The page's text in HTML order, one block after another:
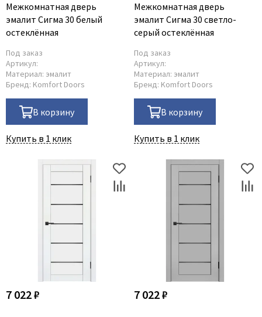
Межкомнатная дверь
эмалит Сигма 30 белый
остеклённая
Под заказ
Артикул:
Материал: эмалит
Бренд: Komfort Doors
В корзину
Купить в 1 клик
Межкомнатная дверь
эмалит Сигма 30 светло-
серый остеклённая
Под заказ
Артикул:
Материал: эмалит
Бренд: Komfort Doors
В корзину
Купить в 1 клик
7 022 ₽ 7 022 ₽